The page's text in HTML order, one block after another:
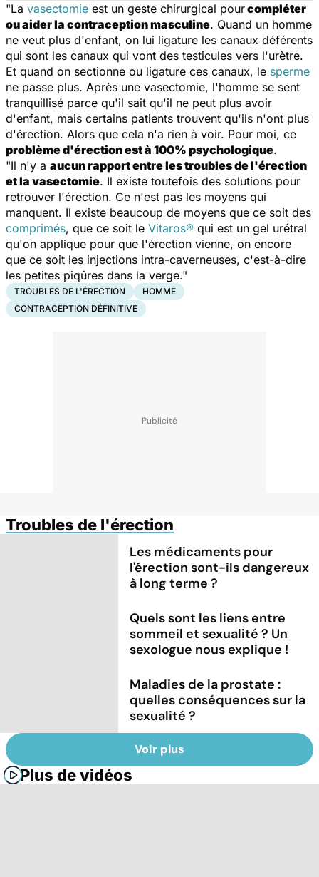
"La vasectomie est un geste chirurgical pourcompléter
ou aider la contraception masculine. Quand un homme
ne veut plus d'enfant, on lui ligature les canaux déférents
qui sont les canaux qui vont des testicules vers l'urètre.
Et quand on sectionne ou ligature ces canaux, le sperme
ne passe plus. Après une vasectomie, l'homme se sent
tranquillisé parce qu'il sait qu'il ne peut plus avoir
d'enfant, mais certains patients trouvent qu'ils n'ont plus
d'érection. Alors que cela n'a rien à voir. Pour moi, ce
problème d'érection est à 100% psychologique.
"Il n'y a aucun rapport entre les troubles de l'érection
et la vasectomie. Il existe toutefois des solutions pour
retrouver l'érection. Ce n'est pas les moyens qui
manquent. Il existe beaucoup de moyens que ce soit des
comprimés, que ce soit le Vitaros® qui est un gel urétral
qu'on applique pour que l'érection vienne, on encore
que ce soit les injections intra-caverneuses, c'est-à-dire
les petites piqûres dans la verge."
TROUBLES DE L'ÉRECTION
HOMME
CONTRACEPTION DÉFINITIVE
Troubles de l'érection
Les médicaments pour
l'érection sont-ils dangereux
à long terme ?
Quels sont les liens entre
sommeil et sexualité ? Un
sexologue nous explique !
Maladies de la prostate :
quelles conséquences sur la
sexualité ?
Voir plus
Plus de vidéos